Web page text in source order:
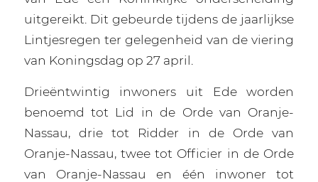
uitgereikt. Dit gebeurde tijdens de jaarlijkse
Lintjesregen ter gelegenheid van de viering
van Koningsdag op 27 april.
Drieëntwintig inwoners uit Ede worden
benoemd tot Lid in de Orde van Oranje-
Nassau, drie tot Ridder in de Orde van
Oranje-Nassau, twee tot Officier in de Orde
van Oranje-Nassau en één inwoner tot